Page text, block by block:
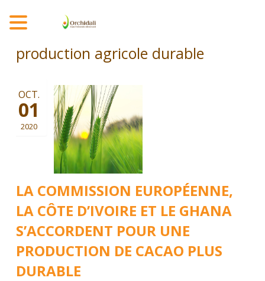
production agricole durable
LA COMMISSION EUROPÉENNE,
LA CÔTE D’IVOIRE ET LE GHANA
S’ACCORDENT POUR UNE
PRODUCTION DE CACAO PLUS
DURABLE
OCT.
01
2020